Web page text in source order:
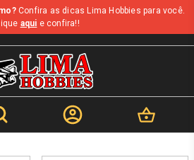
Confira as dicas Lima Hobbies para você.
aqui e confira!!